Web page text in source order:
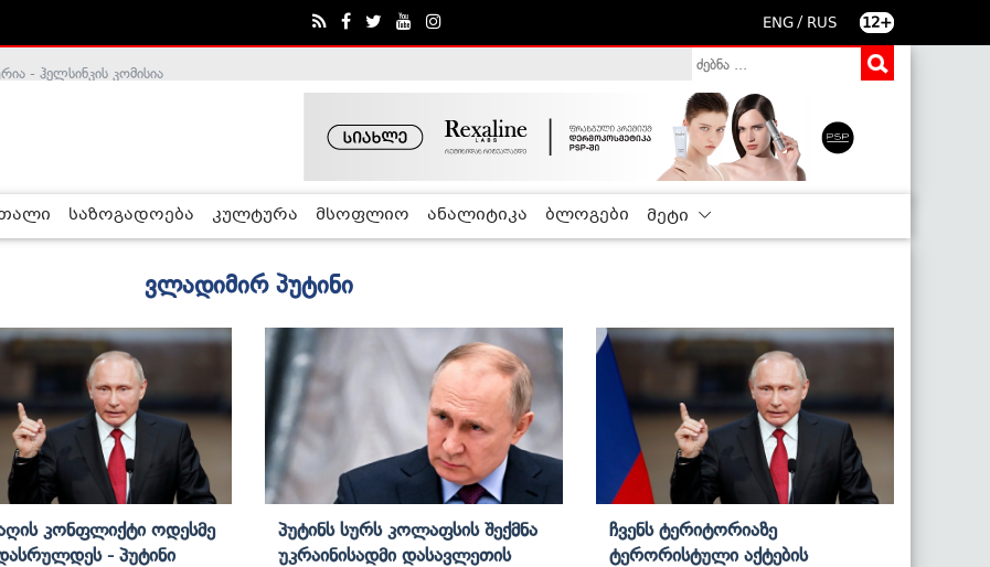
ENG / RUS 12+
- ჰელსინკის კომისია
საზოგადოება კულტურა მსოფლიო ანალიტიკა ბლოგები მეტი
ვლადიმირ პუტინი
Კონფლიქტი Ოდესმე
- Პუტინი
Პუტინს Სურს Კოლაფსის Შექმნა
Უკრაინისადმი Დასავლეთის
Ჩვენს Ტერიტორიაზე
Ტერორისტული Აქტების